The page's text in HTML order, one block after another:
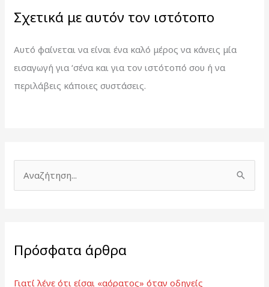
Σχετικά με αυτόν τον ιστότοπο
Αυτό φαίνεται να είναι ένα καλό μέρος να κάνεις μία
εισαγωγή για ‘σένα και για τον ιστότοπό σου ή να
περιλάβεις κάποιες συστάσεις.
ή
Πρόσφατα άρθρα
Γιατί λένε ότι είσαι «αόρατος» όταν οδηγείς